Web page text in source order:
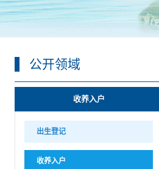
公开领域
收养入户
出生登记
收养入户